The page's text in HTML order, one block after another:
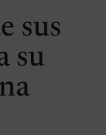
sus
su